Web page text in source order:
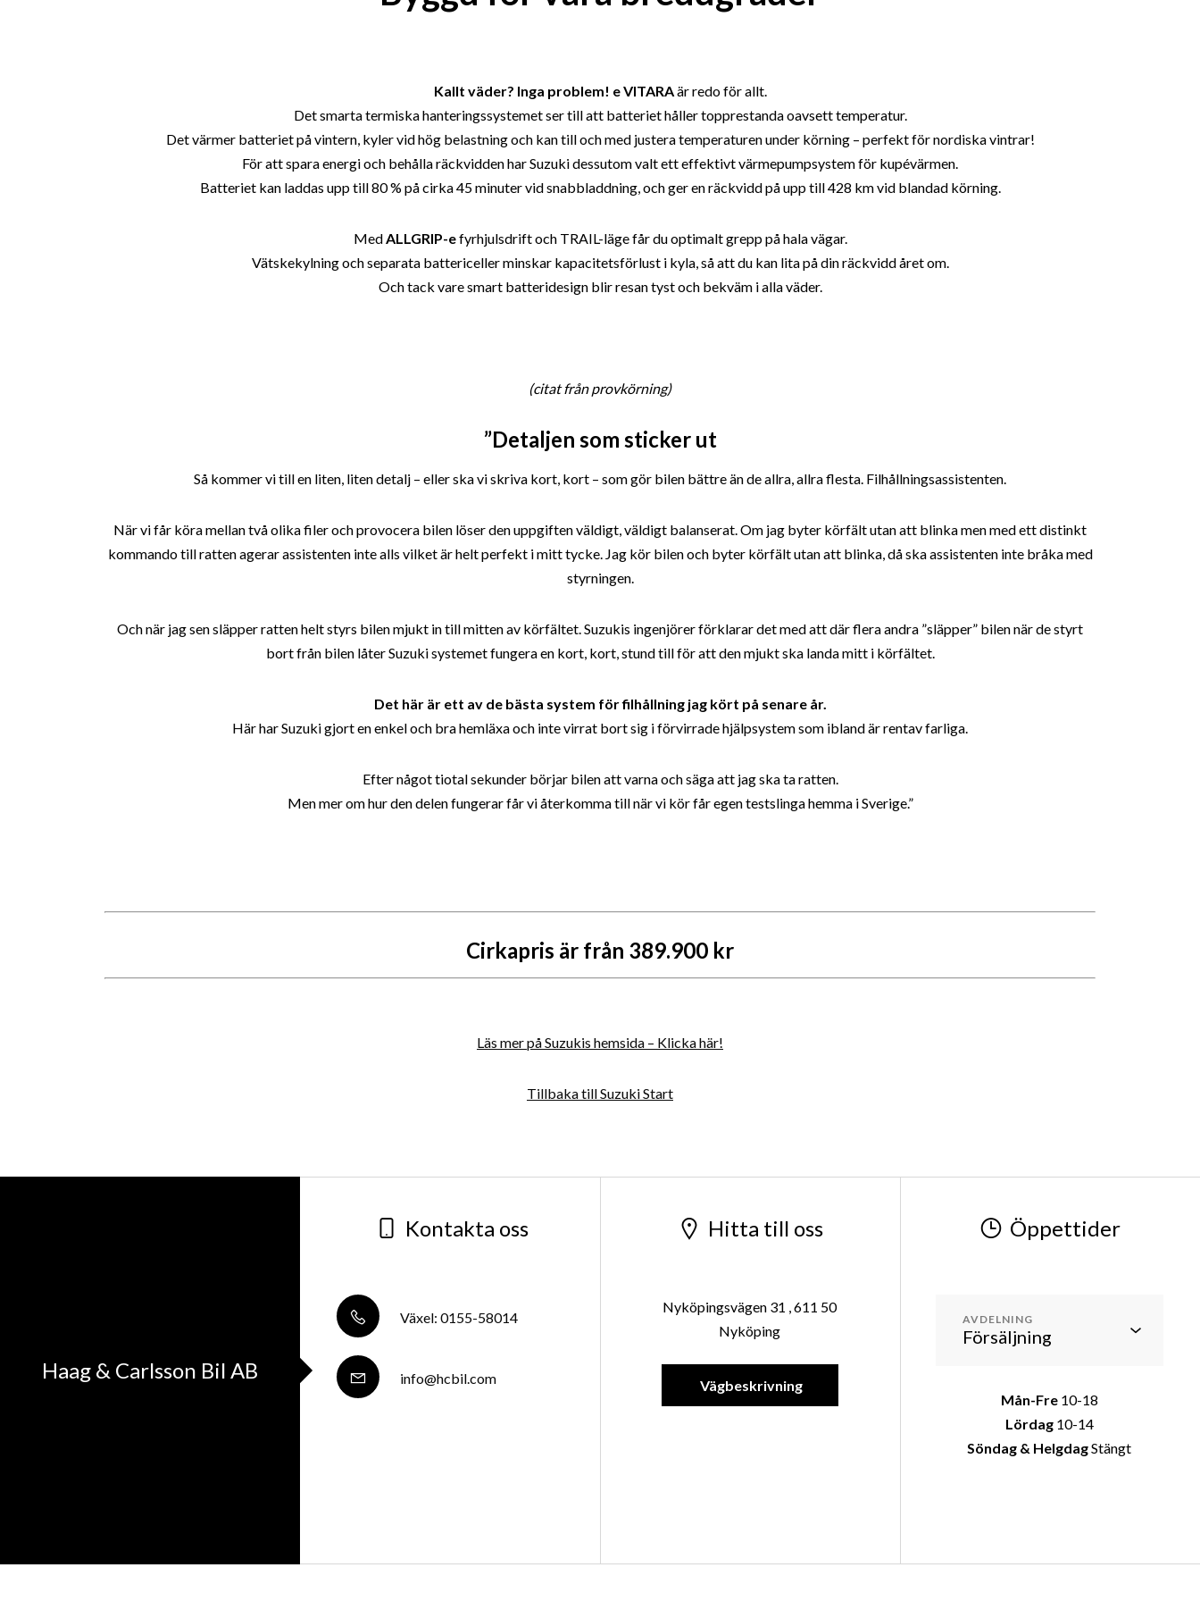
Kallt väder? Inga problem! e VITARAär redo för allt.
Det smarta termiska hanteringssystemet ser till att batteriet håller topprestanda oavsett temperatur.
Det värmer batteriet på vintern, kyler vid hög belastning och kan till och med justera temperaturen under körning – perfekt för nordiska vintrar!
För att spara energi och behålla räckvidden har Suzuki dessutom valt ett effektivt värmepumpsystem för kupévärmen.
Batteriet kan laddas upp till 80 % på cirka 45 minuter vid snabbladdning, och ger en räckvidd på upp till 428 km vid blandad körning.
MedALLGRIP-efyrhjulsdrift och TRAIL-läge får du optimalt grepp på hala vägar.
Vätskekylning och separata battericeller minskar kapacitetsförlust i kyla, så att du kan lita på din räckvidd året om.
Och tack vare smart batteridesign blir resan tyst och bekväm i alla väder.
(citat från provkörning)
”Detaljen som sticker ut
Så kommer vi till en liten, liten detalj – eller ska vi skriva kort, kort – som gör bilen bättre än de allra, allra flesta. Filhållningsassistenten.
När vi får köra mellan två olika filer och provocera bilen löser den uppgiften väldigt, väldigt balanserat. Om jag byter körfält utan att blinka men med ett distinkt
kommando till ratten agerar assistenten inte alls vilket är helt perfekt i mitt tycke. Jag kör bilen och byter körfält utan att blinka, då ska assistenten inte bråka med
styrningen.
Och när jag sen släpper ratten helt styrs bilen mjukt in till mitten av körfältet. Suzukis ingenjörer förklarar det med att där flera andra ”släpper” bilen när de styrt
bort från bilen låter Suzuki systemet fungera en kort, kort, stund till för att den mjukt ska landa mitt i körfältet.
Det här är ett av de bästa system för filhållning jag kört på senare år.
Här har Suzuki gjort en enkel och bra hemläxa och inte virrat bort sig i förvirrade hjälpsystem som ibland är rentav farliga.
Efter något tiotal sekunder börjar bilen att varna och säga att jag ska ta ratten.
Men mer om hur den delen fungerar får vi återkomma till när vi kör får egen testslinga hemma i Sverige.”
Cirkapris är från 389.900 kr
Läs mer på Suzukis hemsida – Klicka här!
Tillbaka till Suzuki Start
Haag & Carlsson Bil AB
Kontakta oss
Växel: 0155-58014
info@hcbil.com
Hitta till oss
Nyköpingsvägen 31 , 611 50
Nyköping
Vägbeskrivning
Öppettider
AVDELNING
Mån-Fre 10-18
Lördag10-14
Söndag & HelgdagStängt